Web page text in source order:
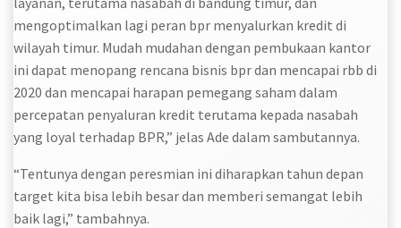
mengoptimalkan lagi peran bpr menyalurkan kredit di
wilayah timur. Mudah mudahan dengan pembukaan kantor
ini dapat menopang rencana bisnis bpr dan mencapai rbb di
2020 dan mencapai harapan pemegang saham dalam
percepatan penyaluran kredit terutama kepada nasabah
yang loyal terhadap BPR,” jelas Ade dalam sambutannya.
“Tentunya dengan peresmian ini diharapkan tahun depan
target kita bisa lebih besar dan memberi semangat lebih
baik lagi,” tambahnya.